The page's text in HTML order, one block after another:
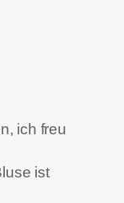
ich freu
ist